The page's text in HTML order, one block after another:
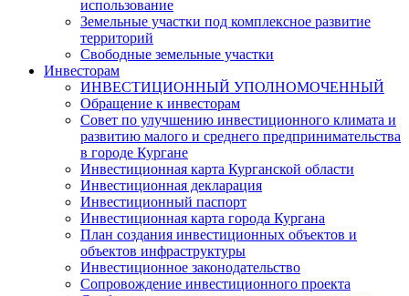
использование
Земельные участки под комплексное развитие
территорий
Свободные земельные участки
Инвесторам
ИНВЕСТИЦИОННЫЙ УПОЛНОМОЧЕННЫЙ
Обращение к инвесторам
Совет по улучшению инвестиционного климата и
развитию малого и среднего предпринимательства
в городе Кургане
Инвестиционная карта Курганской области
Инвестиционная декларация
Инвестиционный паспорт
Инвестиционная карта города Кургана
План создания инвестиционных объектов и
объектов инфраструктуры
Инвестиционное законодательство
Сопровождение инвестиционного проекта